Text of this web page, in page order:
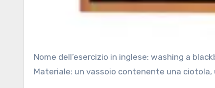
Nome dell’esercizio in inglese: washing a blackboard Area: esercizi preliminari, cura dell’ambiente Età: dai 3 anni
Materiale: un vassoio contenente una ciotola,